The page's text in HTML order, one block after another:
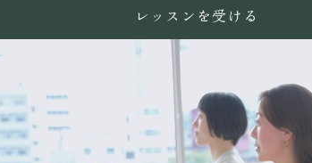
レッスンを受ける